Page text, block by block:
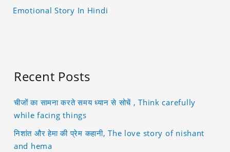
उसी तरह से अपने पिता के शब्दो का मोल भी समझ गये
और अपने कामकाज में लग गये।
Emotional Story In Hindi
Recent Posts
चीजों का सामना करते समय ध्यान से सोचें , Think carefully
while facing things
निशांत और हेमा की प्रेम कहानी, The love story of nishant
and hema